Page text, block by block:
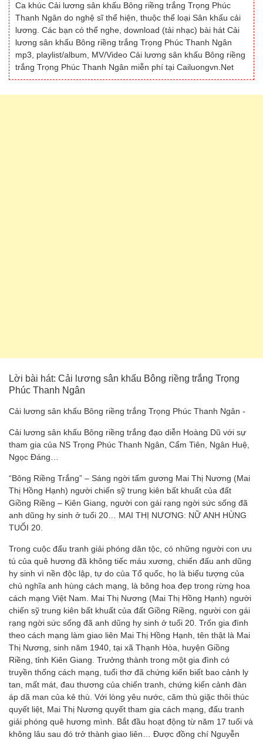
Ca khúc Cải lương sân khấu Bông riềng trắng Trọng Phúc
Thanh Ngân do nghệ sĩ thể hiện, thuộc thể loại Sân khấu cải
lương. Các bạn có thể nghe, download (tải nhạc) bài hát Cải
lương sân khấu Bông riềng trắng Trọng Phúc Thanh Ngân
mp3, playlist/album, MV/Video Cải lương sân khấu Bông riềng
trắng Trọng Phúc Thanh Ngân miễn phí tại Cailuongvn.Net
Lời bài hát: Cải lương sân khấu Bông riềng trắng Trọng
Phúc Thanh Ngân
Cải lương sân khấu Bông riềng trắng Trọng Phúc Thanh Ngân -
Cải lương sân khấu Bông riềng trắng đạo diễn Hoàng Dũ với sự
tham gia của NS Trọng Phúc Thanh Ngân, Cẩm Tiên, Ngân Huệ,
Ngọc Đáng…
“Bông Riềng Trắng” – Sáng ngời tấm gương Mai Thị Nương (Mai
Thị Hồng Hạnh) người chiến sỹ trung kiên bất khuất của đất
Giồng Riềng – Kiên Giang, người con gái rạng ngời sức sống đã
anh dũng hy sinh ở tuổi 20… MAI THỊ NƯƠNG: NỮ ANH HÙNG
TUỔI 20.
Trong cuộc đấu tranh giải phóng dân tộc, có những người con ưu
tú của quê hương đã không tiếc máu xương, chiến đấu anh dũng
hy sinh vì nền độc lập, tự do của Tổ quốc, họ là biểu tượng của
chủ nghĩa anh hùng cách mạng, là bông hoa đẹp trong rừng hoa
cách mạng Việt Nam. Mai Thị Nương (Mai Thị Hồng Hạnh) người
chiến sỹ trung kiên bất khuất của đất Giồng Riềng, người con gái
rạng ngời sức sống đã anh dũng hy sinh ở tuổi 20. Trốn gia đình
theo cách mạng làm giao liên Mai Thị Hồng Hạnh, tên thật là Mai
Thị Nương, sinh năm 1940, tại xã Thạnh Hòa, huyện Giồng
Riềng, tỉnh Kiên Giang. Trưởng thành trong một gia đình có
truyền thống cách mạng, tuổi thơ đã chứng kiến biết bao cảnh ly
tan, mất mát, đau thương của chiến tranh, chứng kiến cảnh đàn
áp dã man của kẻ thù. Với lòng yêu nước, căm thù giặc thôi thúc
quyết liệt, Mai Thị Nương quyết tham gia cách mạng, đấu tranh
giải phóng quê hương mình. Bắt đầu hoạt động từ năm 17 tuổi và
không lâu sau đó trở thành giao liên… Được đồng chí Nguyễn